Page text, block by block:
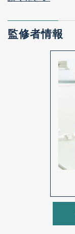
監修者情報